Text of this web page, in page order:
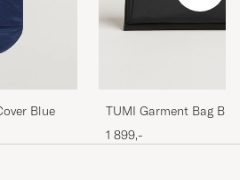
Blue
TUMI Garment Bag
1 899,-